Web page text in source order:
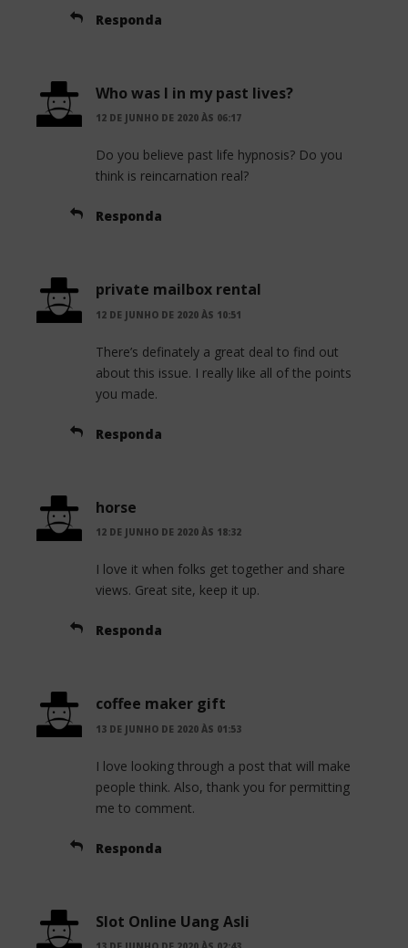
Responda
Who was I in my past lives?
12 DE JUNHO DE 2020 ÀS 06:17
Do you believe past life hypnosis? Do you
think is reincarnation real?
Responda
private mailbox rental
12 DE JUNHO DE 2020 ÀS 10:51
There’s definately a great deal to find out
about this issue. I really like all of the points
you made.
Responda
horse
12 DE JUNHO DE 2020 ÀS 18:32
I love it when folks get together and share
views. Great site, keep it up.
Responda
coffee maker gift
13 DE JUNHO DE 2020 ÀS 01:53
I love looking through a post that will make
people think. Also, thank you for permitting
me to comment.
Responda
Slot Online Uang Asli